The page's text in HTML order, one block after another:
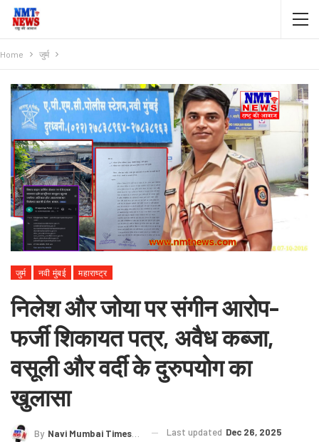
Home जुर्म
जुर्म नवी मुंबई महाराष्ट्र
निलेश और जोया पर संगीन आरोप-
फर्जी शिकायत पत्र, अवैध कब्जा,
वसूली और वर्दी के दुरुपयोग का
खुलासा
By Navi Mumbai Times News Last updated Dec 26, 2025